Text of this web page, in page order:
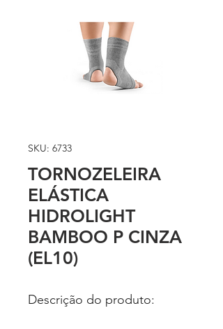
SKU: 6733
TORNOZELEIRA
ELÁSTICA
HIDROLIGHT
BAMBOO P CINZA
(EL10)
Descrição do produto: